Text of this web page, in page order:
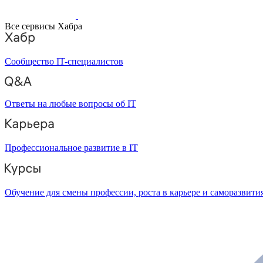
Все сервисы Хабра
Сообщество IT-специалистов
Ответы на любые вопросы об IT
Профессиональное развитие в IT
Обучение для смены профессии, роста в карьере и